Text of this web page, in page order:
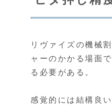
リヴァイズの機械
ャーのかかる場面
る必要がある。
感覚的には結構良